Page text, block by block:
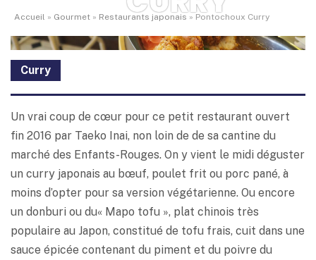
Accueil » Gourmet » Restaurants japonais » Pontochoux Curry
Curry
Un vrai coup de cœur pour ce petit restaurant ouvert
fin 2016 par Taeko Inai, non loin de de sa cantine du
marché des Enfants-Rouges. On y vient le midi déguster
un curry japonais au bœuf, poulet frit ou porc pané, à
moins d’opter pour sa version végétarienne. Ou encore
un donburi ou du« Mapo tofu », plat chinois très
populaire au Japon, constitué de tofu frais, cuit dans une
sauce épicée contenant du piment et du poivre du